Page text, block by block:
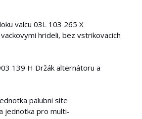
valcu 03L 103 265 X
hrideli, bez vstrikovacich
139 H Držák alternátoru a
palubni site
jednotka pro multi-